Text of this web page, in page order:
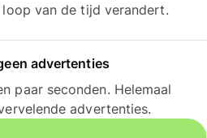
van de tijd verandert.
advertenties
paar seconden. Helemaal
advertenties.